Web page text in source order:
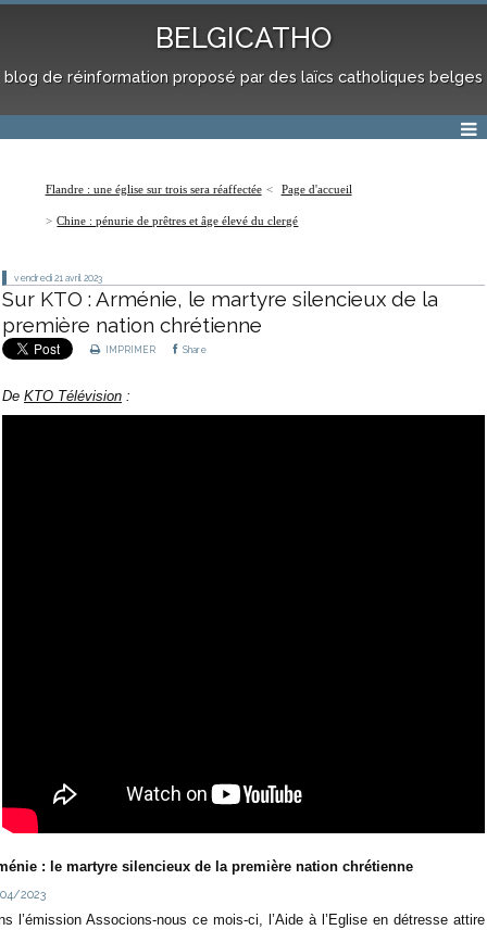
BELGICATHO
blog de réinformation proposé par des laïcs catholiques belges
Flandre : une église sur trois sera réaffectée Page d'accueil
Chine : pénurie de prêtres et âge élevé du clergé
vendredi 21 avril 2023
Sur KTO : Arménie, le martyre silencieux de la
première nation chrétienne
IMPRIMER Share
De KTO Télévision :
: le martyre silencieux de la première nation chrétienne
2023
l’émission Associons-nous ce mois-ci, l’Aide à l’Eglise en détresse attire